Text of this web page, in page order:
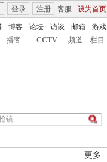
客服 设为首页
登录 注册
博客 论坛 访谈 邮箱
游戏
播客 CCTV 频道 栏目
更多